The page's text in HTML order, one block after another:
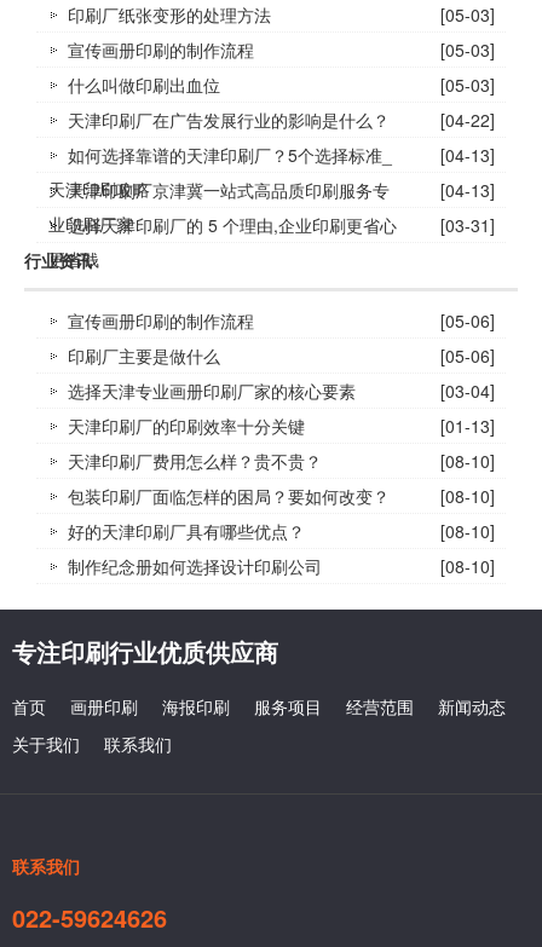
印刷厂纸张变形的处理方法
[05-03]
宣传画册印刷的制作流程
[05-03]
什么叫做印刷出血位
[05-03]
天津印刷厂在广告发展行业的影响是什么？
[04-22]
如何选择靠谱的天津印刷厂？5个选择标准_
天津印刷攻略
[04-13]
天津印刷厂京津冀一站式高品质印刷服务专
业印刷厂家
[04-13]
选择天津印刷厂的 5 个理由,企业印刷更省心
更省钱
[03-31]
行业资讯
宣传画册印刷的制作流程
[05-06]
印刷厂主要是做什么
[05-06]
选择天津专业画册印刷厂家的核心要素
[03-04]
天津印刷厂的印刷效率十分关键
[01-13]
天津印刷厂费用怎么样？贵不贵？
[08-10]
包装印刷厂面临怎样的困局？要如何改变？
[08-10]
好的天津印刷厂具有哪些优点？
[08-10]
制作纪念册如何选择设计印刷公司
[08-10]
专注印刷行业优质供应商
首页 画册印刷 海报印刷 服务项目 经营范围
新闻动态
关于我们
联系我们
联系我们
022-59624626